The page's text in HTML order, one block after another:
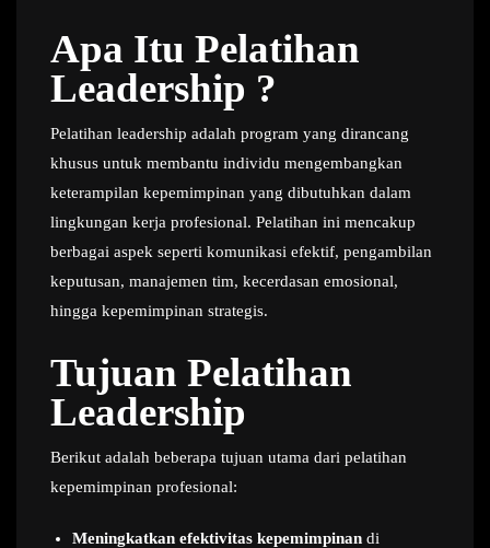
Apa Itu Pelatihan
Leadership ?
Pelatihan leadership adalah program yang dirancang
khusus untuk membantu individu mengembangkan
keterampilan kepemimpinan yang dibutuhkan dalam
lingkungan kerja profesional. Pelatihan ini mencakup
berbagai aspek seperti komunikasi efektif, pengambilan
keputusan, manajemen tim, kecerdasan emosional,
hingga kepemimpinan strategis.
Tujuan Pelatihan
Leadership
Berikut adalah beberapa tujuan utama dari pelatihan
kepemimpinan profesional:
Meningkatkan efektivitas kepemimpinan di